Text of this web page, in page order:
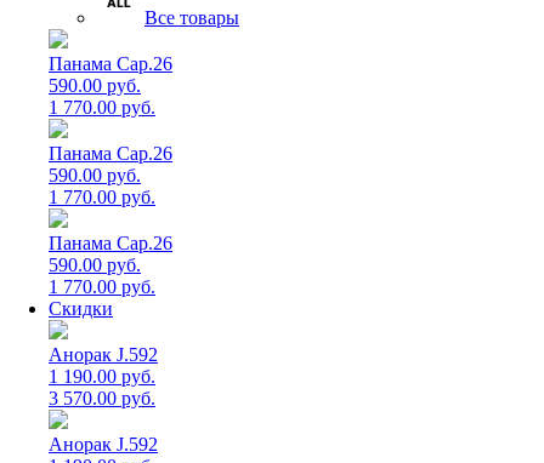
Все товары
Панама Cap.26
590.00 руб.
1 770.00 руб.
Панама Cap.26
590.00 руб.
1 770.00 руб.
Панама Cap.26
590.00 руб.
1 770.00 руб.
Скидки
Анорак J.592
1 190.00 руб.
3 570.00 руб.
Анорак J.592